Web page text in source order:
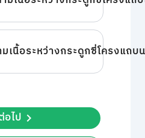
เนื้อระหว่างกระดูกซี่โครงแถบ
อไป